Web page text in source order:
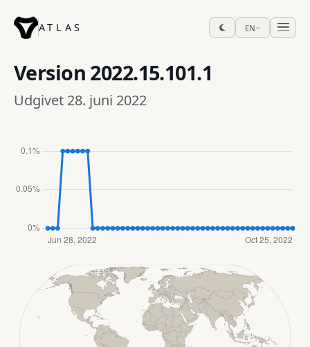
ATLAS EN
Version 2022.15.101.1
Udgivet 28. juni 2022